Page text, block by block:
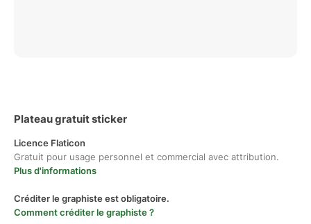
Plateau gratuit sticker
Licence Flaticon
Gratuit pour usage personnel et commercial avec attribution.
Plus d'informations
Créditer le graphiste est obligatoire.
Comment créditer le graphiste ?